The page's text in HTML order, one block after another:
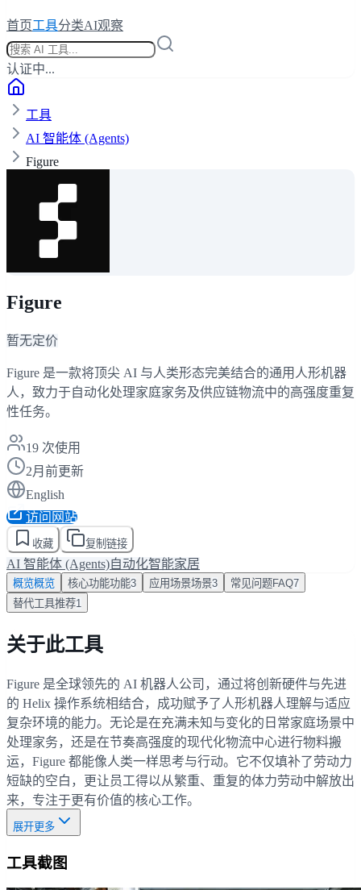
首页工具分类AI观察
认证中...
工具
AI 智能体 (Agents)
Figure
Figure
暂无定价
Figure 是一款将顶尖 AI 与人类形态完美结合的通用人形机器
人，致力于自动化处理家庭家务及供应链物流中的高强度重复
性任务。
19 次使用
2月前更新
English
访问网站
收藏 复制链接
AI 智能体 (Agents)自动化智能家居
概览概览 核心功能功能3 应用场景场景3 常见问题 FAQ7
替代工具推荐1
关于此工具
Figure 是全球领先的 AI 机器人公司，通过将创新硬件与先进
的 Helix 操作系统相结合，成功赋予了人形机器人理解与适应
复杂环境的能力。无论是在充满未知与变化的日常家庭场景中
处理家务，还是在节奏高强度的现代化物流中心进行物料搬
运，Figure 都能像人类一样思考与行动。它不仅填补了劳动力
短缺的空白，更让员工得以从繁重、重复的体力劳动中解放出
来，专注于更有价值的核心工作。
展开更多
工具截图